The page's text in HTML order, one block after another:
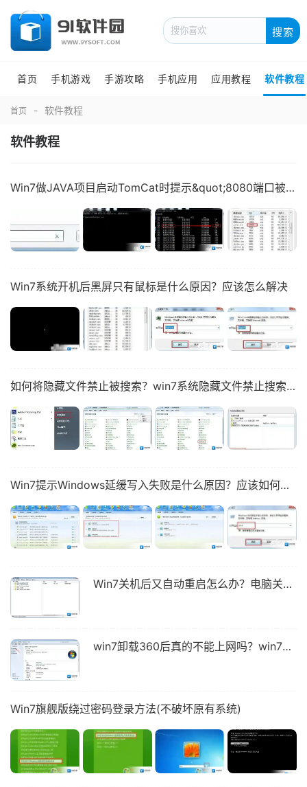
搜索
首页 手机游戏 手游攻略 手机应用 应用教程 软件教程
首页 软件教程
软件教程
Win7做JAVA项目启动TomCat时提示&quot;8080端口被占用&quot;的解决方法
Win7系统开机后黑屏只有鼠标是什么原因？应该怎么解决
如何将隐藏文件禁止被搜索？win7系统隐藏文件禁止搜索方法
Win7提示Windows延缓写入失败是什么原因？应该如何解决？
Win7关机后又自动重启怎么办？电脑关机后自动重启解决方法简述
win7卸载360后真的不能上网吗？win7不能上网如何解决？
Win7旗舰版绕过密码登录方法(不破坏原有系统)